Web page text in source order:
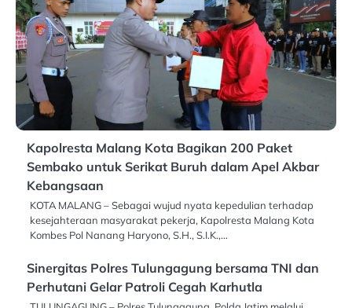
Kapolresta Malang Kota Bagikan 200 Paket
Sembako untuk Serikat Buruh dalam Apel Akbar
Kebangsaan
KOTA MALANG – Sebagai wujud nyata kepedulian terhadap
kesejahteraan masyarakat pekerja, Kapolresta Malang Kota
Kombes Pol Nanang Haryono, S.H., S.I.K.,…
Sinergitas Polres Tulungagung bersama TNI dan
Perhutani Gelar Patroli Cegah Karhutla